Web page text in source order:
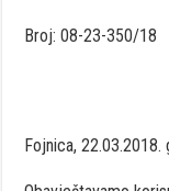
Broj: 08-23-350/18
Fojnica, 22.03.2018.